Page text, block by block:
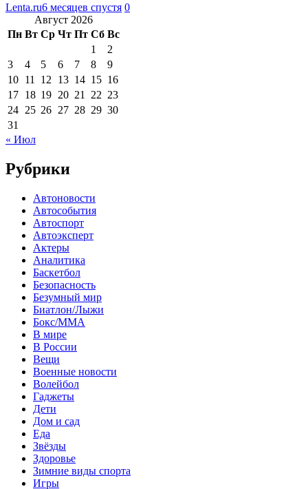
Lenta.ru6 месяцев спустя 0
Август 2026
Пн Вт Ср Чт Пт Сб Вс
1
2
3
4 5 6 7 8
9
10 11 12 13 14 15 16
17 18 19 20 21 22 23
24 25 26 27 28 29 30
31
« Июл
Рубрики
Автоновости
Автособытия
Автоспорт
Автоэксперт
Актеры
Аналитика
Баскетбол
Безопасность
Безумный мир
Биатлон/Лыжи
Бокс/MMA
В мире
В России
Вещи
Военные новости
Волейбол
Гаджеты
Дети
Дом и сад
Еда
Звёзды
Здоровье
Зимние виды спорта
Игры